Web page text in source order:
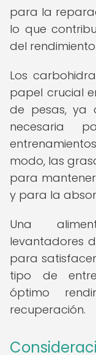
para la
lo que
del
Los
papel crucial
de pesas, ya
necesaria
modo, las
para
y para la
Una
levantadores
para
tipo de
óptimo
recuperación.